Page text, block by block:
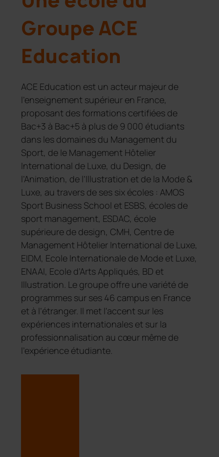
Groupe ACE
Education
ACE Education est un acteur majeur de
l'enseignement supérieur en France,
proposant des formations certifiées de
Bac+3 à Bac+5 à plus de 9 000 étudiants
dans les domaines du Management du
Sport, de le Management Hôtelier
International de Luxe, du Design, de
l’Animation, de l’Illustration et de la Mode &
Luxe, au travers de ses six écoles : AMOS
Sport Business School et ESBS, écoles de
sport management, ESDAC, école
supérieure de design, CMH, Centre de
Management Hôtelier International de Luxe,
EIDM, Ecole Internationale de Mode et Luxe,
ENAAI, Ecole d’Arts Appliqués, BD et
Illustration. Le groupe offre une variété de
programmes sur ses 46 campus en France
et à l’étranger. Il met l'accent sur les
expériences internationales et sur la
professionnalisation au cœur même de
l’expérience étudiante.